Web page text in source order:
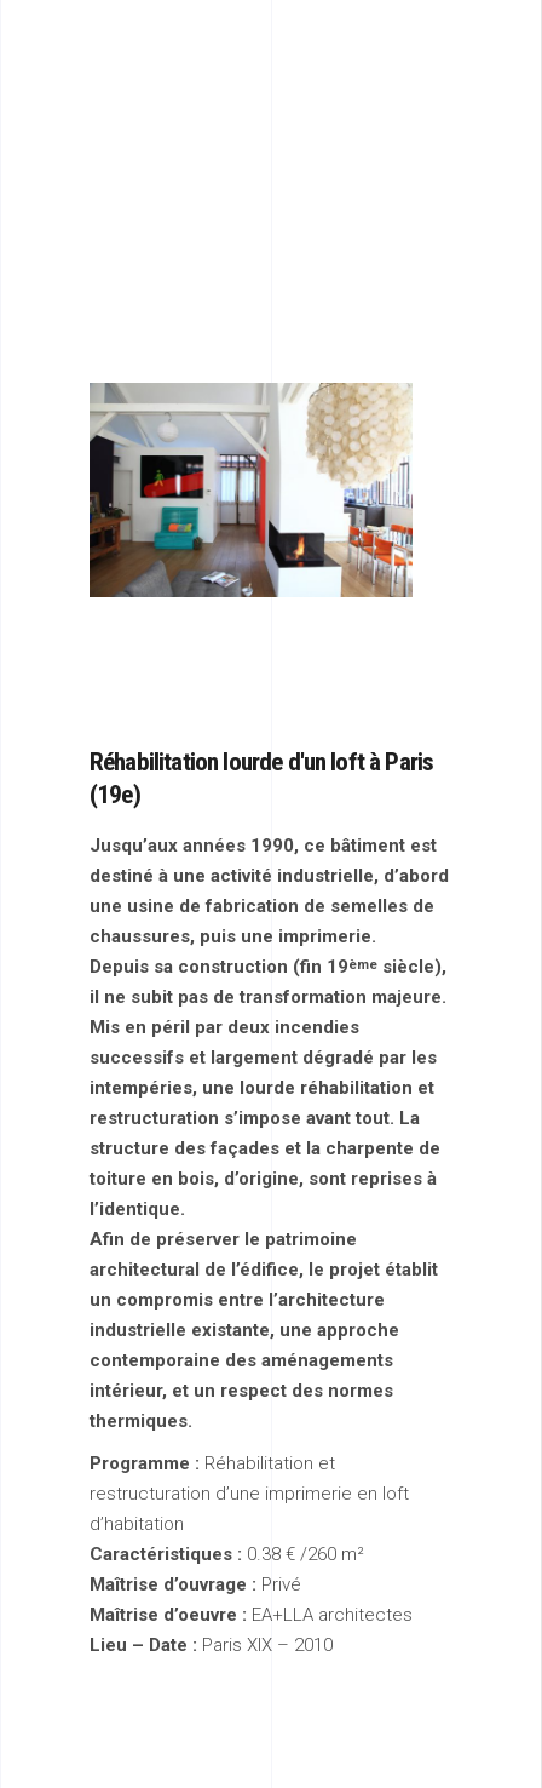
Réhabilitation lourded'un loft à Paris
(19e)
Jusqu’aux années 1990, ce bâtiment est
destiné à une activité industrielle, d’abord
une usine de fabrication de semelles de
chaussures, puis une imprimerie.
Depuis sa construction (fin 19ème siècle),
il ne subit pas de transformation majeure.
Mis en péril par deux incendies
successifs et largement dégradé par les
intempéries, une lourde réhabilitation et
restructuration s’impose avant tout. La
structure des façades et la charpente de
toiture en bois, d’origine, sont reprises à
l’identique.
Afin de préserver le patrimoine
architectural de l’édifice, le projet établit
un compromis entre l’architecture
industrielle existante, une approche
contemporaine des aménagements
intérieur, et un respect des normes
thermiques.
Programme : Réhabilitation et
restructuration d’une imprimerie en loft
d’habitation
Caractéristiques : 0.38 € /260 m²
Maîtrise d’ouvrage : Privé
Maîtrise d’oeuvre : EA+LLA architectes
Lieu – Date : Paris XIX – 2010